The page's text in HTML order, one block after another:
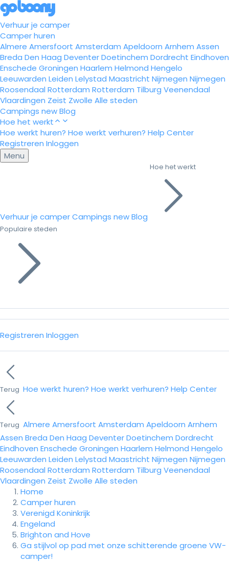
Verhuur je camper
Camper huren
Almere Amersfoort Amsterdam Apeldoorn Arnhem Assen
Breda Den Haag DeventerDoetinchem Dordrecht Eindhoven
Enschede Groningen Haarlem Helmond Hengelo
Leeuwarden Leiden Lelystad Maastricht Nijmegen Nijmegen
Roosendaal Rotterdam Rotterdam Tilburg Veenendaal
Vlaardingen Zeist Zwolle Alle steden
Campings newBlog
Hoe het werkt
Hoe werkt huren? Hoe werkt verhuren? Help Center
Registreren Inloggen
Menu
Verhuur je camperCampings newBlog
Hoe het werkt
Populaire steden
Registreren Inloggen
Terug Hoe werkt huren? Hoe werkt verhuren? Help Center
Terug Almere Amersfoort Amsterdam Apeldoorn Arnhem
Assen Breda Den Haag DeventerDoetinchem Dordrecht
Eindhoven Enschede Groningen Haarlem Helmond Hengelo
Leeuwarden Leiden Lelystad Maastricht Nijmegen Nijmegen
Roosendaal Rotterdam Rotterdam Tilburg Veenendaal
Vlaardingen Zeist Zwolle Alle steden
Home
Camper huren
Verenigd Koninkrijk
Engeland
Brighton and Hove
Ga stijlvol op pad met onze schitterende groene VW-
camper!